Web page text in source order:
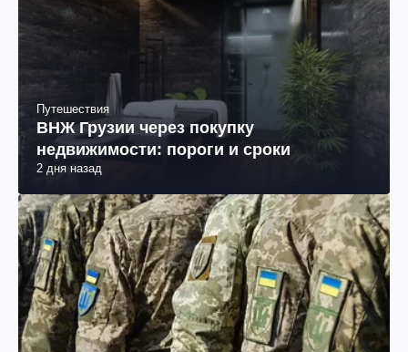
Путешествия
ВНЖ Грузии через покупку
недвижимости: пороги и сроки
2 дня назад